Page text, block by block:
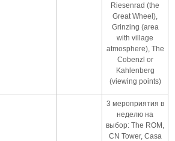
Riesenrad (the
Great Wheel),
Grinzing (area
with village
atmosphere), The
Cobenzl or
Kahlenberg
(viewing points)
3 мероприятия в
неделю на
выбор: The ROM,
CN Tower, Casa